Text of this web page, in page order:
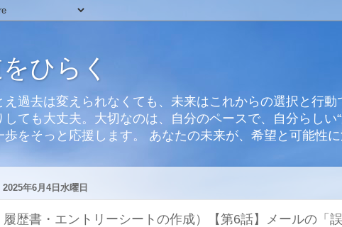
ひらく
え過去は変えられなくても、未来はこれからの選択と行
しても大丈夫。大切なのは、自分のペースで、自分らし
歩をそっと応援します。 あなたの未来が、希望と可能性
2025年6月4日水曜日
履歴書・エントリーシートの作成）【第6話】メールの「